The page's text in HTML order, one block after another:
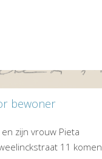
bewoner
zijn vrouw Pieta
11 komen